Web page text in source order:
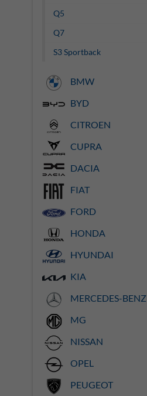
Q5
Q7
S3 Sportback
BMW
BYD
CITROEN
CUPRA
DACIA
FIAT
FORD
HONDA
HYUNDAI
KIA
MERCEDES-BENZ
MG
NISSAN
OPEL
PEUGEOT